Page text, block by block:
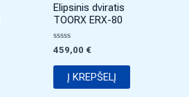
Elipsinis dviratis
TOORX ERX-80
Įvertinimas:
0
iš
459,00 €
Į KREPŠELĮ